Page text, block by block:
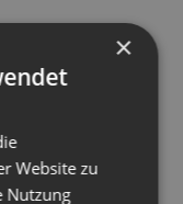
×
Website zu
Nutzung